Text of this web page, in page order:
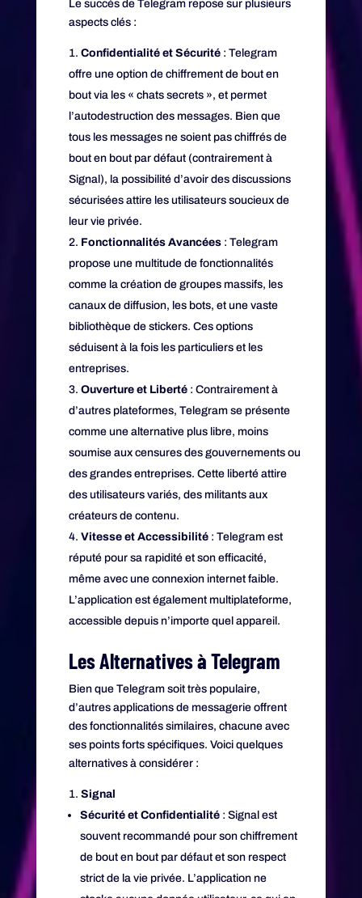
Le succès de Telegram repose sur plusieurs
aspects clés :
Confidentialité et Sécurité: Telegram
offre une option de chiffrement de bout en
bout via les « chats secrets », et permet
l’autodestruction des messages. Bien que
tous les messages ne soient pas chiffrés de
bout en bout par défaut (contrairement à
Signal), la possibilité d’avoir des discussions
sécurisées attire les utilisateurs soucieux de
leur vie privée.
Fonctionnalités Avancées: Telegram
propose une multitude de fonctionnalités
comme la création de groupes massifs, les
canaux de diffusion, les bots, et une vaste
bibliothèque de stickers. Ces options
séduisent à la fois les particuliers et les
entreprises.
Ouverture et Liberté: Contrairement à
d’autres plateformes, Telegram se présente
comme une alternative plus libre, moins
soumise aux censures des gouvernements ou
des grandes entreprises. Cette liberté attire
des utilisateurs variés, des militants aux
créateurs de contenu.
Vitesse et Accessibilité: Telegram est
réputé pour sa rapidité et son efficacité,
même avec une connexion internet faible.
L’application est également multiplateforme,
accessible depuis n’importe quel appareil.
Les Alternatives à Telegram
Bien que Telegram soit très populaire,
d’autres applications de messagerie offrent
des fonctionnalités similaires, chacune avec
ses points forts spécifiques. Voici quelques
alternatives à considérer :
Signal
Sécurité et Confidentialité: Signal est
souvent recommandé pour son chiffrement
de bout en bout par défaut et son respect
strict de la vie privée. L’application ne